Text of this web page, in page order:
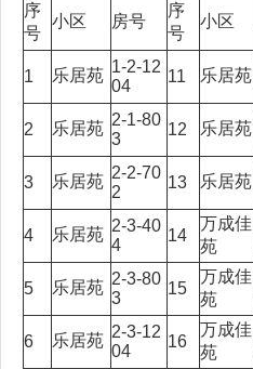
序
号
小区 房号
序
号
小区
1 乐居苑 1-2-12
04
11 乐居苑
2 乐居苑 2-1-80
3
12 乐居苑
3 乐居苑 2-2-70
2
13 乐居苑
4 乐居苑 2-3-40
4
14
万成佳
苑
5 乐居苑 2-3-80
3
15
万成佳
苑
6 乐居苑 2-3-12
04
16
万成佳
苑